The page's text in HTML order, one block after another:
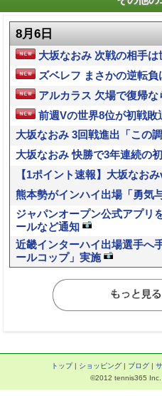
8月6日
大坂なおみ 次戦の相手は
ズベレフ まさかの逆転負
アルカラス 欠場で復帰な
前週Vの世界8位が初戦敗
大坂なおみ 3回戦進出「この
大坂なおみ 快勝で3年連続の
【1ポイント速報】大坂なお
熊本勢がインハイ出場「勇気
ジャパンオープン公式アプリ
ールなど通知
近畿インターハイ出場選手へ
ールコップ」実施
トップ| ショッピング| ブログ|
©2012 tennis365 Inc.